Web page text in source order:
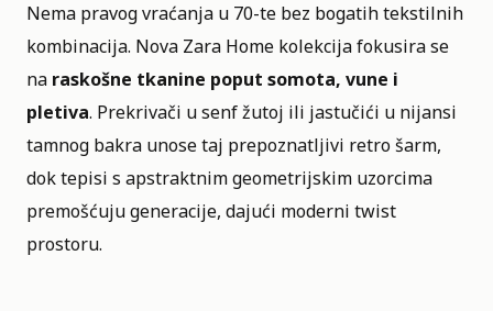
Nema pravog vraćanja u 70-te bez bogatih tekstilnih
kombinacija. Nova Zara Home kolekcija fokusira se
na raskošne tkanine poput somota, vune i
pletiva. Prekrivači u senf žutoj ili jastučići u nijansi
tamnog bakra unose taj prepoznatljivi retro šarm,
dok tepisi s apstraktnim geometrijskim uzorcima
premošćuju generacije, dajući moderni twist
prostoru.